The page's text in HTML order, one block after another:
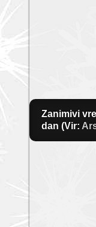
Zanimivi
dan (Vir: